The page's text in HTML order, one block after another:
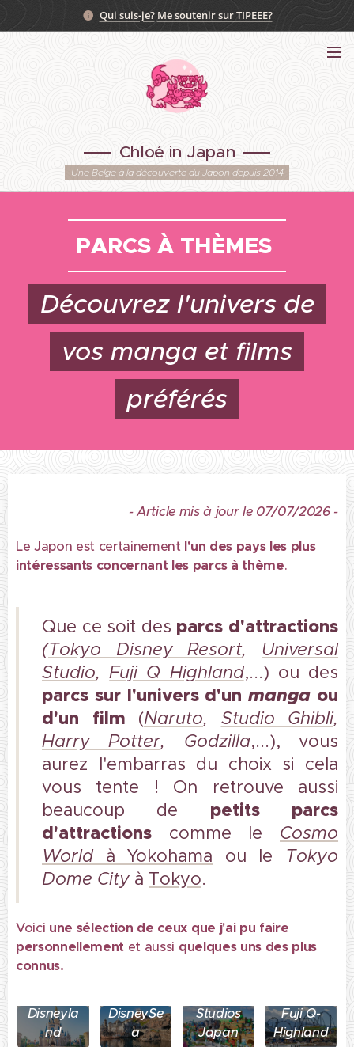
Qui suis-je? Me soutenir sur TIPEEE?
Chloé in Japan
Une Belge à la découverte du Japon depuis 2014
PARCS À THÈMES
Découvrez l'univers de
vos manga et films
préférés
- Article mis à jour le 07/07/2026 -
Le Japon est certainement l'un des pays les plus
intéressants concernant les parcs à thème.
Que ce soit des parcs d'attractions
(Tokyo Disney Resort, Universal
Studio,Fuji Q Highland,...) ou des
parcs sur l'univers d'unmanga ou
d'un film (Naruto, Studio Ghibli,
Harry Potter, Godzilla,...), vous
aurez l'embarras du choix si cela
vous tente ! On retrouve aussi
beaucoup de petits parcs
d'attractions comme le Cosmo
Worldà Yokohama ou le Tokyo
Dome City à Tokyo.
Voici une sélection de ceux que j'ai pu faire
personnellement et aussi quelques uns des plus
connus.
Disneyla
nd
DisneySe
a
Studios
Japan
Fuji Q-
Highland
The